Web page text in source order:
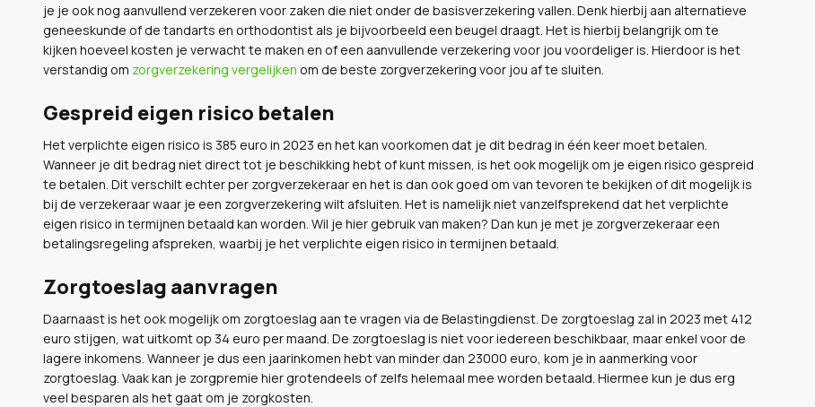
je je ook nog aanvullend verzekeren voor zaken die niet onder de basisverzekering vallen. Denk hierbij aan alternatieve
geneeskunde of de tandarts en orthodontist als je bijvoorbeeld een beugel draagt. Het is hierbij belangrijk om te
kijken hoeveel kosten je verwacht te maken en of een aanvullende verzekering voor jou voordeliger is. Hierdoor is het
verstandig om zorgverzekering vergelijken om de beste zorgverzekering voor jou af te sluiten.
Gespreid eigen risico betalen
Het verplichte eigen risico is 385 euro in 2023 en het kan voorkomen dat je dit bedrag in één keer moet betalen.
Wanneer je dit bedrag niet direct tot je beschikking hebt of kunt missen, is het ook mogelijk om je eigen risico gespreid
te betalen. Dit verschilt echter per zorgverzekeraar en het is dan ook goed om van tevoren te bekijken of dit mogelijk is
bij de verzekeraar waar je een zorgverzekering wilt afsluiten. Het is namelijk niet vanzelfsprekend dat het verplichte
eigen risico in termijnen betaald kan worden. Wil je hier gebruik van maken? Dan kun je met je zorgverzekeraar een
betalingsregeling afspreken, waarbij je het verplichte eigen risico in termijnen betaald.
Zorgtoeslag aanvragen
Daarnaast is het ook mogelijk om zorgtoeslag aan te vragen via de Belastingdienst. De zorgtoeslag zal in 2023 met 412
euro stijgen, wat uitkomt op 34 euro per maand. De zorgtoeslag is niet voor iedereen beschikbaar, maar enkel voor de
lagere inkomens. Wanneer je dus een jaarinkomen hebt van minder dan 23000 euro, kom je in aanmerking voor
zorgtoeslag. Vaak kan je zorgpremie hier grotendeels of zelfs helemaal mee worden betaald. Hiermee kun je dus erg
veel besparen als het gaat om je zorgkosten.